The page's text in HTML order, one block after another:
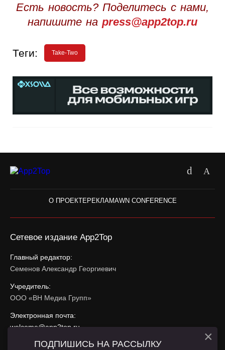
Есть новость? Поделитесь с нами,
напишите на press@app2top.ru
Теги: Take-Two
О ПРОЕКТЕРЕКЛАМАWN CONFERENCE
Сетевое издание App2Top
Главный редактор:
Семенов Александр Георгиевич
Учредитель:
ООО «ВН Медиа Групп»
Электронная почта:
welcome@app2top.ru
ПОДПИШИСЬ НА РАССЫЛКУ ×